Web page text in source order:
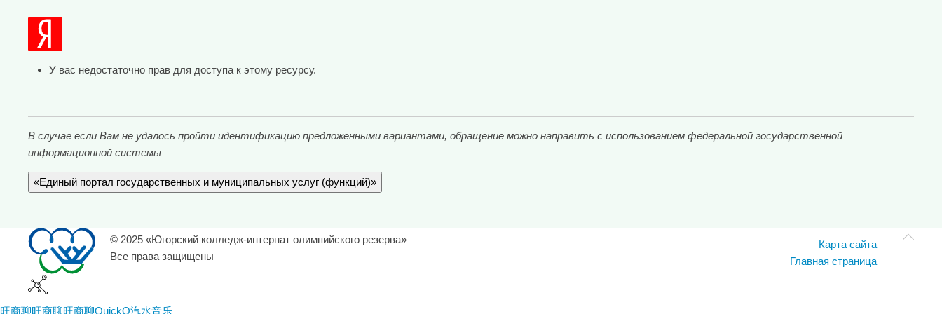
График личного приема граждан
У вас недостаточно прав для доступа к этому ресурсу.
В случае если Вам не удалось пройти идентификацию предложенными вариантами, обращение можно направить с использованием федеральной государственной
информационной системы
«Единый портал государственных и муниципальных услуг (функций)»
© 2025 «Югорский колледж-интернат олимпийского резерва»
Все права защищены
Карта сайта
Главная страница
旺商聊旺商聊旺商聊QuickQ汽水音乐